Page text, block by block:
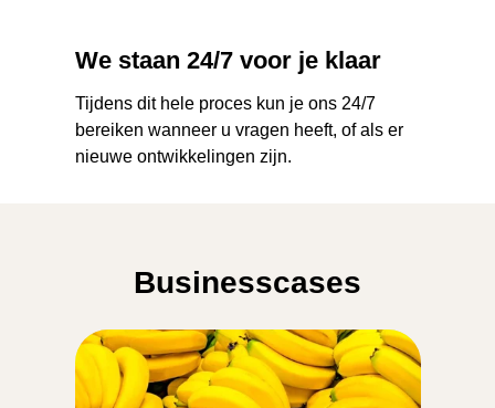
We staan 24/7 voor je klaar
Tijdens dit hele proces kun je ons 24/7
bereiken wanneer u vragen heeft, of als er
nieuwe ontwikkelingen zijn.
Businesscases